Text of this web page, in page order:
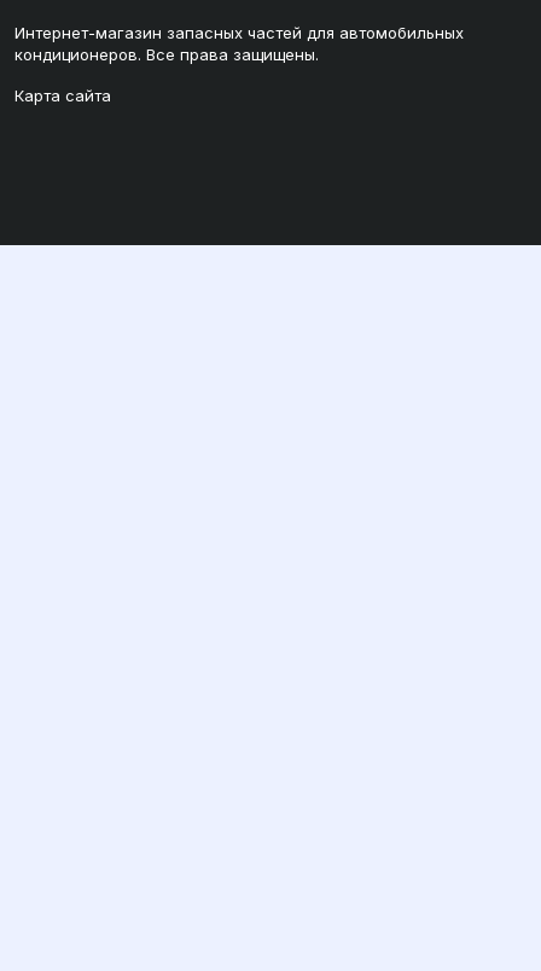
Интернет-магазин запасных частей для автомобильных
кондиционеров. Все права защищены.
Карта сайта